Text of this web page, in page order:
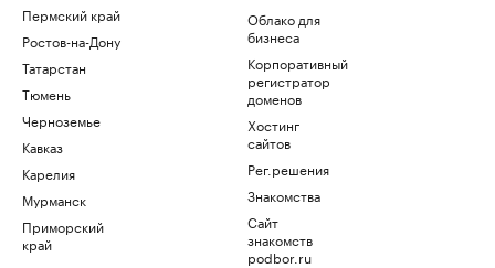
Пермский край
Ростов-на-Дону
Татарстан
Тюмень
Черноземье
Кавказ
Карелия
Мурманск
Приморский
край
Облако для
бизнеса
Корпоративный
регистратор
доменов
Хостинг
сайтов
Рег.решения
Знакомства
Сайт
знакомств
podbor.ru